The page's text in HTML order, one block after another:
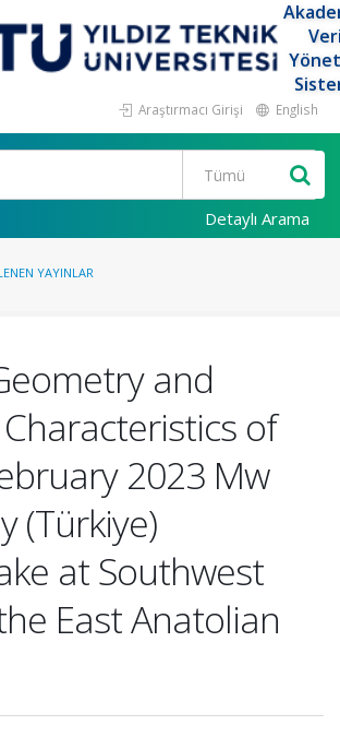
Araştırmacı Girişi English
Detaylı Arama
YAYINLAR
and
of
2023 Mw
(Türkiye)
at Southwest
East Anatolian